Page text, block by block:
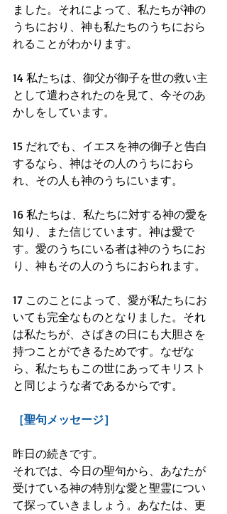
ました。それによって、私たちが神の
うちにおり、神も私たちのうちにおら
れることがわかります。
14 私たちは、御父が御子を世の救い主
として遣わされたのを見て、今そのあ
かしをしています。
15 だれでも、イエスを神の御子と告白
するなら、神はその人のうちにおら
れ、その人も神のうちにいます。
16 私たちは、私たちに対する神の愛を
知り、また信じています。神は愛で
す。愛のうちにいる者は神のうちにお
り、神もその人のうちにおられます。
17 このことによって、愛が私たちにお
いても完全なものとなりました。それ
は私たちが、さばきの日にも大胆さを
持つことができるためです。なぜな
ら、私たちもこの世にあってキリスト
と同じような者であるからです。
［聖句メッセージ］
昨日の続きです。
それでは、今日の聖句から、あなたが
受けている神の特別な愛と聖霊につい
て探っていきましょう。あなたは、更